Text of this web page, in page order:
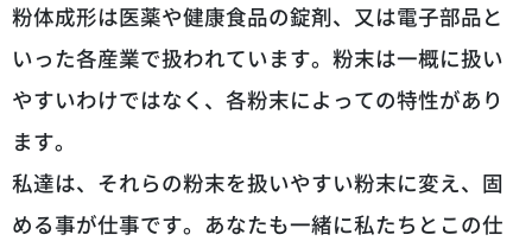
粉体成形は医薬や健康食品の錠剤、又は電子部品と
いった各産業で扱われています。粉末は一概に扱い
やすいわけではなく、各粉末によっての特性があり
ます。
私達は、それらの粉末を扱いやすい粉末に変え、固
める事が仕事です。あなたも一緒に私たちとこの仕